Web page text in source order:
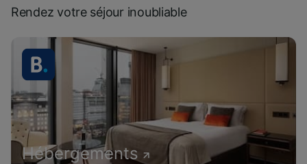
Rendez votre séjour inoubliable
Hébergements